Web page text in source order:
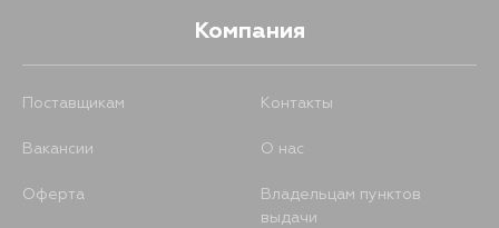
Компания
Поставщикам Контакты
Вакансии О нас
Оферта
Владельцам пунктов
выдачи